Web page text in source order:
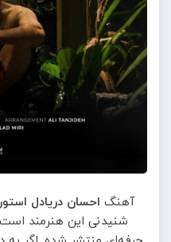
آهنگ احسان دریادل
شنیدنی این هنرمند